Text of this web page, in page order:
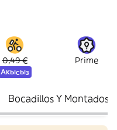
0,49 €
Акысыз
Prime
Bocadillos Y Montados